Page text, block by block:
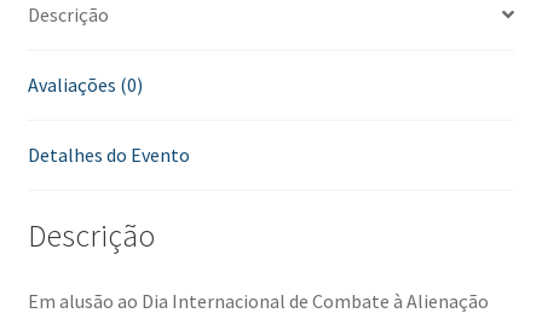
Descrição
Avaliações (0)
Detalhes do Evento
Descrição
Em alusão ao Dia Internacional de Combate à Alienação